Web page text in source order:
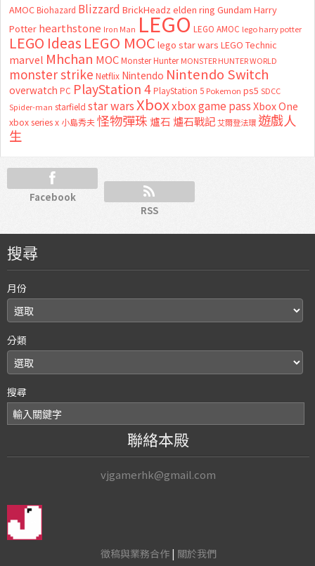
AMOC Biohazard Blizzard BrickHeadz elden ring Gundam Harry
Potter hearthstone Iron Man LEGO LEGO AMOC lego harry potter
LEGO Ideas LEGO MOC lego star wars LEGO Technic
marvel Mhchan MOC Monster Hunter MONSTER HUNTER WORLD
monster strike Netflix Nintendo Nintendo Switch
overwatch PC PlayStation 4 PlayStation 5 Pokemon ps5 SDCC
Spider-man starfield star warsXboxxbox game passXbox One
xbox series x 小島秀夫怪物彈珠 爐石 爐石戰記艾爾登法環 遊戲人
生
Facebook
RSS
搜尋
月份
分類
搜尋
聯絡本殿
vjgamerhk@gmail.com
徵稿與業務合作| 關於我們